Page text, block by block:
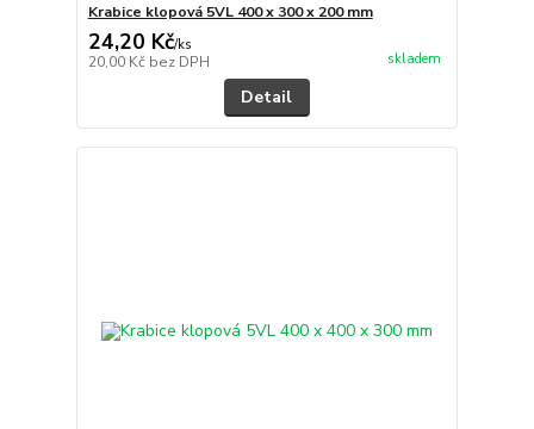
Krabice klopová 5VL 400 x 300 x 200 mm
24,20 Kč/ks
20,00 Kč bez DPH skladem
Detail